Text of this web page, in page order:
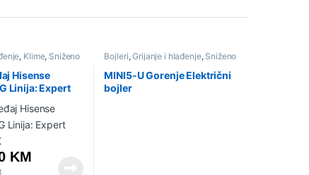
, Klime, Sniženo
Hisense
Linija: Expert
KM
Bojleri,Grijanje i hlađenje, Sniženo
MINI5-U Gorenje Električni
bojler